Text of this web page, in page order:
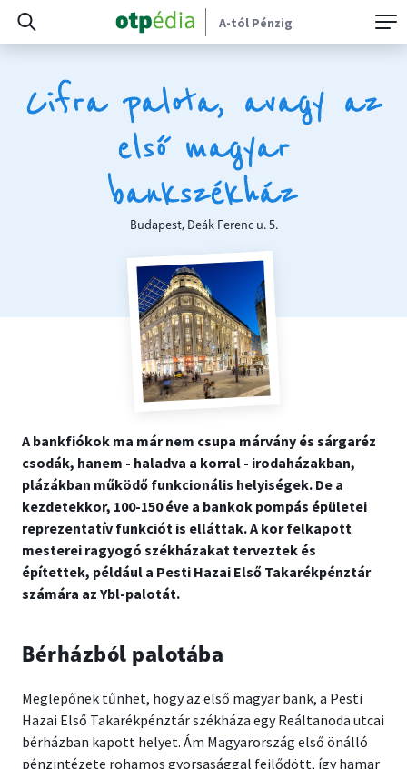
A-tól Pénzig
Cifra palota, avagy az
első magyar
bankszékház
Budapest, Deák Ferenc u. 5.
A bankfiókok ma már nem csupa márvány és sárgaréz
csodák, hanem - haladva a korral - irodaházakban,
plázákban működő funkcionális helyiségek. De a
kezdetekkor, 100-150 éve a bankok pompás épületei
reprezentatív funkciót is elláttak. A kor felkapott
mesterei ragyogó székházakat terveztek és
építettek, például a Pesti Hazai Első Takarékpénztár
számára az Ybl-palotát.
Bérházból palotába
Meglepőnek tűnhet, hogy az első magyar bank, a Pesti
Hazai Első Takarékpénztár székháza egy Reáltanoda utcai
bérházban kapott helyet. Ám Magyarország első önálló
pénzintézete rohamos gyorsasággal fejlődött, így hamar